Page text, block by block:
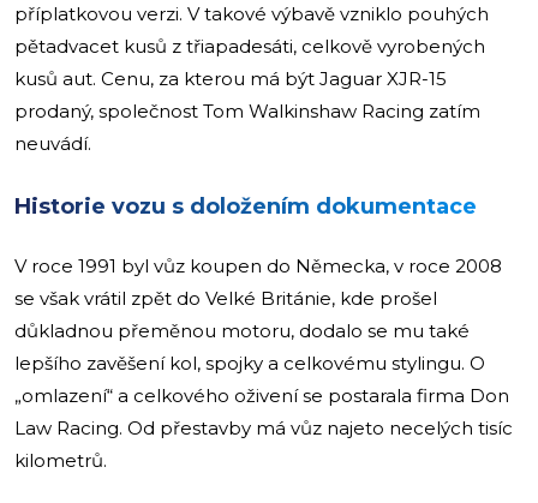
příplatkovou verzi. V takové výbavě vzniklo pouhých
pětadvacet kusů z třiapadesáti, celkově vyrobených
kusů aut. Cenu, za kterou má být Jaguar XJR-15
prodaný, společnost Tom Walkinshaw Racing zatím
neuvádí.
Historie vozu s doložením dokumentace
V roce 1991 byl vůz koupen do Německa, v roce 2008
se však vrátil zpět do Velké Británie, kde prošel
důkladnou přeměnou motoru, dodalo se mu také
lepšího zavěšení kol, spojky a celkovému stylingu. O
„omlazení“ a celkového oživení se postarala firma Don
Law Racing. Od přestavby má vůz najeto necelých tisíc
kilometrů.